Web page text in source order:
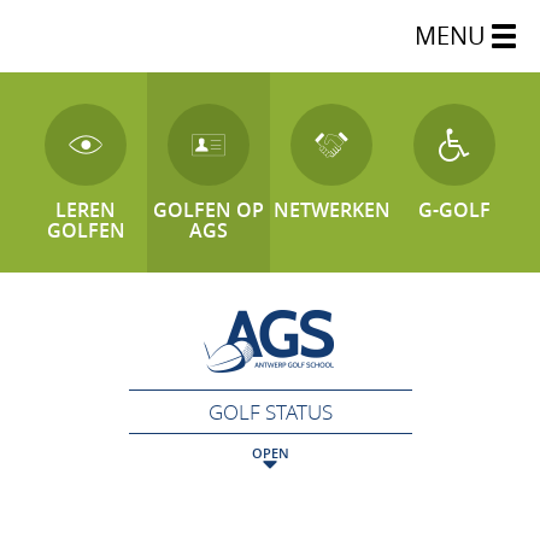
MENU
LEREN
GOLFEN
GOLFEN OP
AGS
NETWERKEN G-GOLF
GOLF STATUS
OPEN